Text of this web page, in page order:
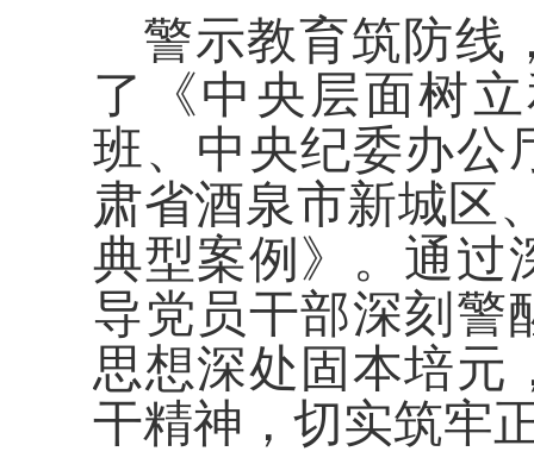
警示教育筑防线
了《中央层面树
班、中央纪委办公
肃省酒泉市新城区
典型案例》。通过
导党员干部深刻警
思想深处固本培元
干精神，切实筑牢